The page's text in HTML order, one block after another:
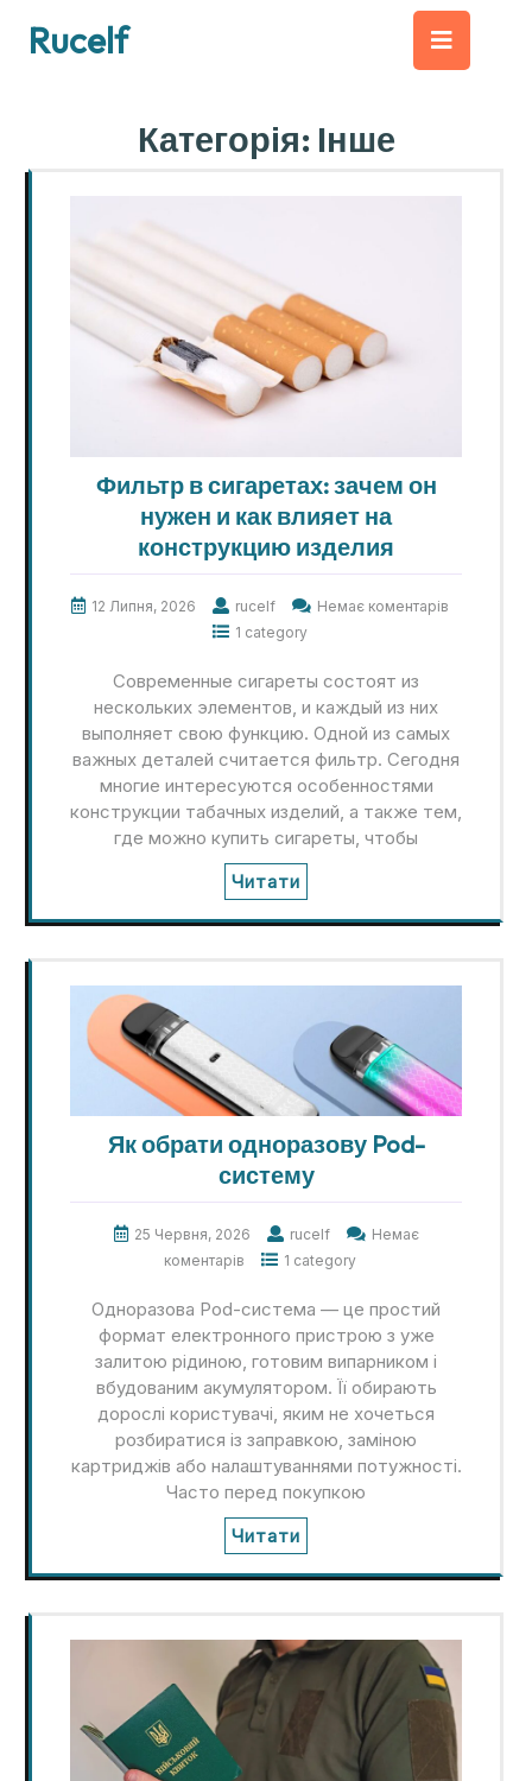
Rucelf
Категорія: Інше
Фильтр в сигаретах: зачем он
нужен и как влияет на
конструкцию изделия
12 Липня, 2026 rucelf
Немає коментарів
1 category
Современные сигареты состоят из
нескольких элементов, и каждый из них
выполняет свою функцию. Одной из самых
важных деталей считается фильтр. Сегодня
многие интересуются особенностями
конструкции табачных изделий, а также тем,
где можно купить сигареты, чтобы
Читати
Як обрати одноразову Pod-
систему
25 Червня, 2026 rucelf
Немає
коментарів
1 category
Одноразова Pod-система — це простий
формат електронного пристрою з уже
залитою рідиною, готовим випарником і
вбудованим акумулятором. Її обирають
дорослі користувачі, яким не хочеться
розбиратися із заправкою, заміною
картриджів або налаштуваннями потужності.
Часто перед покупкою
Читати